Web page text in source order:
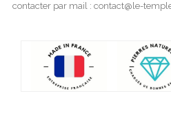
contacter par mail : contact@le-